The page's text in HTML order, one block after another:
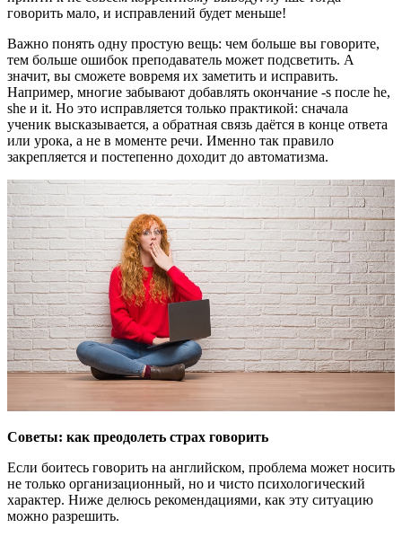
говорить мало, и исправлений будет меньше!
Важно понять одну простую вещь: чем больше вы говорите,
тем больше ошибок преподаватель может подсветить. А
значит, вы сможете вовремя их заметить и исправить.
Например, многие забывают добавлять окончание -s после he,
she и it. Но это исправляется только практикой: сначала
ученик высказывается, а обратная связь даётся в конце ответа
или урока, а не в моменте речи. Именно так правило
закрепляется и постепенно доходит до автоматизма.
Советы: как преодолеть страх говорить
Если боитесь говорить на английском, проблема может носить
не только организационный, но и чисто психологический
характер. Ниже делюсь рекомендациями, как эту ситуацию
можно разрешить.